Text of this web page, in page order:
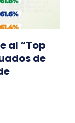
al “Top
de